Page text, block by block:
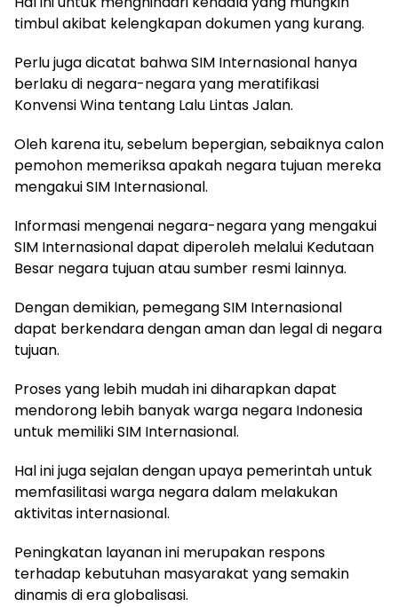
timbul akibat kelengkapan dokumen yang kurang.
Perlu juga dicatat bahwa SIM Internasional hanya
berlaku di negara-negara yang meratifikasi
Konvensi Wina tentang Lalu Lintas Jalan.
Oleh karena itu, sebelum bepergian, sebaiknya calon
pemohon memeriksa apakah negara tujuan mereka
mengakui SIM Internasional.
Informasi mengenai negara-negara yang mengakui
SIM Internasional dapat diperoleh melalui Kedutaan
Besar negara tujuan atau sumber resmi lainnya.
Dengan demikian, pemegang SIM Internasional
dapat berkendara dengan aman dan legal di negara
tujuan.
Proses yang lebih mudah ini diharapkan dapat
mendorong lebih banyak warga negara Indonesia
untuk memiliki SIM Internasional.
Hal ini juga sejalan dengan upaya pemerintah untuk
memfasilitasi warga negara dalam melakukan
aktivitas internasional.
Peningkatan layanan ini merupakan respons
terhadap kebutuhan masyarakat yang semakin
dinamis di era globalisasi.